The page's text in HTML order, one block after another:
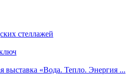
стеллажей
выставка «Вода. Тепло. Энергия ...